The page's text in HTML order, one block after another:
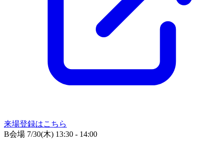
来場登録はこちら
B会場 7/30(木) 13:30 - 14:00